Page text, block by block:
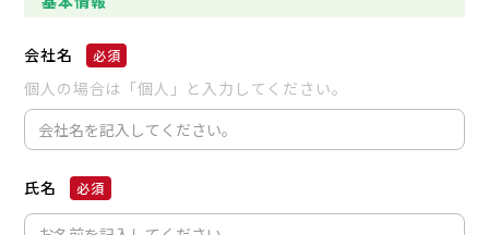
会社名
個人の場合は「個人」と入力してください。
氏名